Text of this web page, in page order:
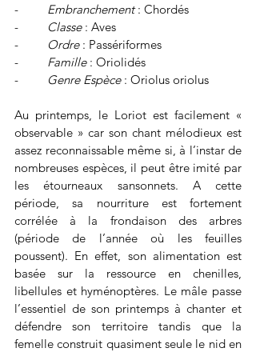
- Embranchement : Chordés
-
Classe : Aves
-
Ordre : Passériformes
- Famille : Oriolidés
-
Genre Espèce : Oriolus oriolus
Au printemps, le Loriot est facilement «
observable » car son chant mélodieux est
assez reconnaissable même si, à l’instar de
nombreuses espèces, il peut être imité par
les étourneaux sansonnets. A cette
période, sa nourriture est fortement
corrélée à la frondaison des arbres
(période de l’année où les feuilles
poussent). En effet, son alimentation est
basée sur la ressource en chenilles,
libellules et hyménoptères. Le mâle passe
l’essentiel de son printemps à chanter et
défendre son territoire tandis que la
femelle construit quasiment seule le nid en